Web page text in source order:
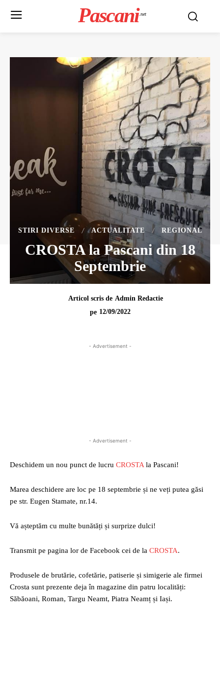
Pascani .net
STIRI DIVERSE ACTUALITATE REGIONAL
CROSTA la Pascani din 18
Septembrie
Articol scris de Admin Redactie
pe 12/09/2022
- Advertisement -
- Advertisement -
Deschidem un nou punct de lucru CROSTA la Pascani!
Marea deschidere are loc pe 18 septembrie și ne veți putea găsi
pe str. Eugen Stamate, nr.14.
Vă așteptăm cu multe bunătăți și surprize dulci!
Transmit pe pagina lor de Facebook cei de la CROSTA.
Produsele de brutărie, cofetărie, patiserie și simigerie ale firmei
Crosta sunt prezente deja în magazine din patru localități:
Săbăoani, Roman, Targu Neamt, Piatra Neamț și Iași.